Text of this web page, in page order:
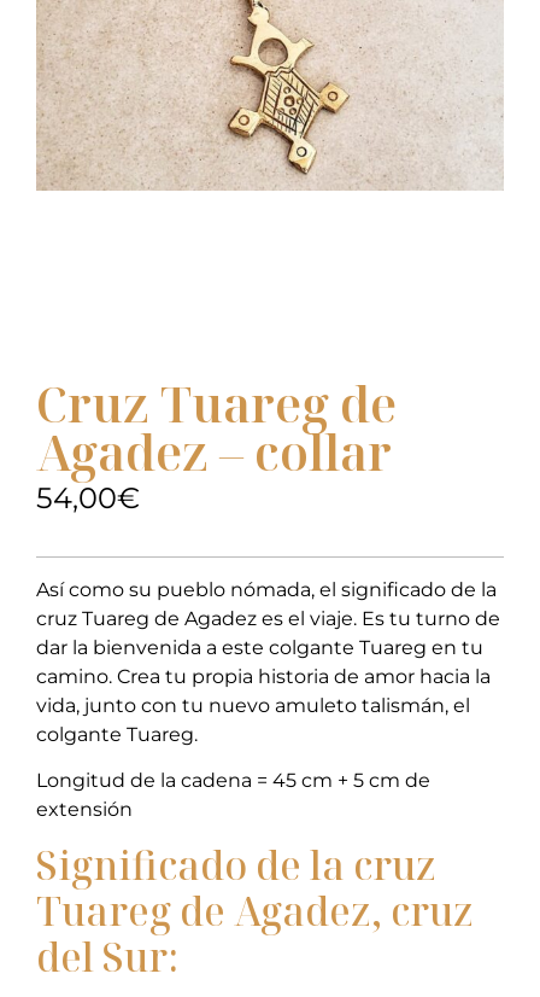
Cruz Tuareg de
Agadez – collar
54,00€
Así como su pueblo nómada, el significado de la
cruz Tuareg de Agadez es el viaje. Es tu turno de
dar la bienvenida a este colgante Tuareg en tu
camino. Crea tu propia historia de amor hacia la
vida, junto con tu nuevo amuleto talismán, el
colgante Tuareg.
Longitud de la cadena = 45 cm + 5 cm de
extensión
Significado de la cruz
Tuareg de Agadez, cruz
del Sur: